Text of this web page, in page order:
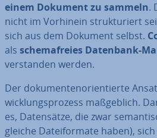
einem Dokument zu sammeln.
nicht im Vorhinein struk­tu­riert
sich aus dem Dokument selbst.
als sche­ma­frei­es Datenbank-
ver­stan­den werden.
Der do­ku­men­ten­ori­en­tier­te
wick­lungs­pro­zess maß­geb­lich.
es, Da­ten­sät­ze, die zwar
gleiche Da­tei­for­ma­te haben),